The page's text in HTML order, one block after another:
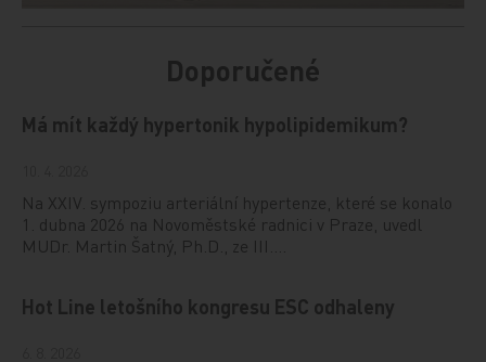
Doporučené
Má mít každý hypertonik hypolipidemikum?
Na XXIV. sympoziu arteriální hypertenze, které se konalo
1. dubna 2026 na Novoměstské radnici v Praze, uvedl
MUDr. Martin Šatný, Ph.D., ze III.…
Hot Line letošního kongresu ESC odhaleny